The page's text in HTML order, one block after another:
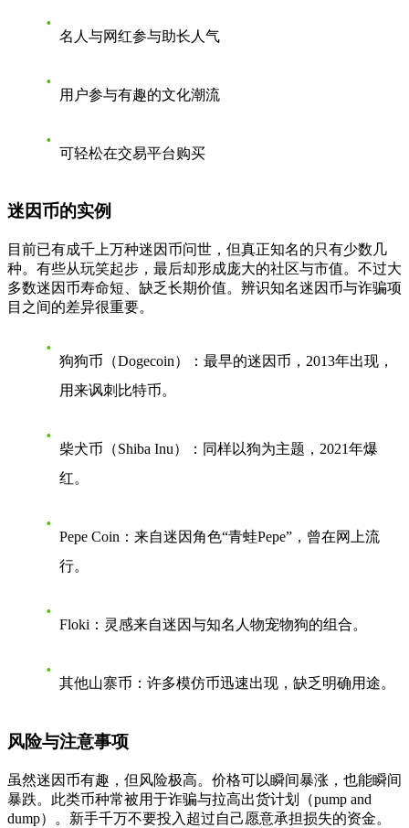
名人与网红参与助长人气
用户参与有趣的文化潮流
可轻松在交易平台购买
迷因币的实例
目前已有成千上万种迷因币问世，但真正知名的只有少数几
种。有些从玩笑起步，最后却形成庞大的社区与市值。不过大
多数迷因币寿命短、缺乏长期价值。辨识知名迷因币与诈骗项
目之间的差异很重要。
狗狗币（Dogecoin）
：最早的迷因币，2013年出现，
用来讽刺比特币。
柴犬币（Shiba Inu）
：同样以狗为主题，2021年爆
红。
Pepe Coin ：来自迷因角色“青蛙Pepe”，曾在网上流
行。
Floki ：灵感来自迷因与知名人物宠物狗的组合。
其他山寨币 ：许多模仿币迅速出现，缺乏明确用途。
风险与注意事项
虽然迷因币有趣，但风险极高。价格可以瞬间暴涨，也能瞬间
暴跌。此类币种常被用于诈骗与拉高出货计划（pump and
dump）。新手千万不要投入超过自己愿意承担损失的资金。